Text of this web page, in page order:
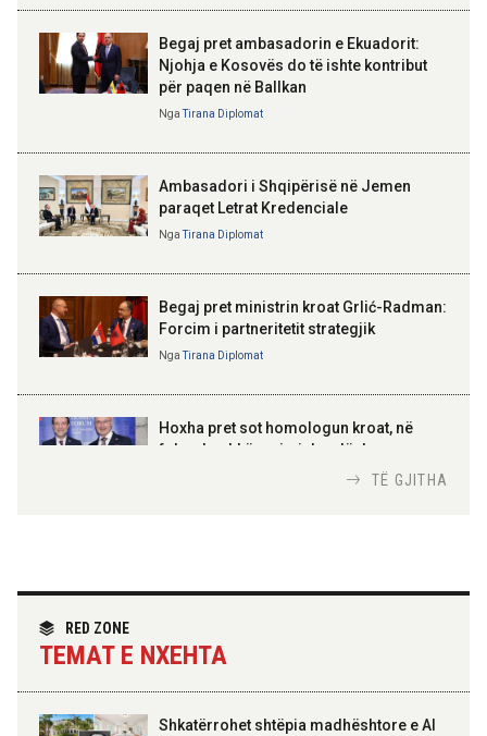
Planit të Rritjes të BE-së
15:53 06-08-2026
Begaj në panairin në Ulqin: Libri
mban gjallë gjuhën, kulturën dhe
identitetin tonë shqiptar
Kosovë!
100-vjetori i themelimit të
Urdhrit të Skënderbeut
Begaj pret ambasadorin e Ekuadorit:
Njohja e Kosovës do të ishte kontribut
për paqen në Ballkan
NgaTirana Diplomat
Ambasadori i Shqipërisë në Jemen
paraqet Letrat Kredenciale
NgaTirana Diplomat
Begaj pret ministrin kroat Grlić-Radman:
Forcim i partneritetit strategjik
NgaTirana Diplomat
Hoxha pret sot homologun kroat, në
fokus bashkëpunimi dypalësh
partneritetit strategjik
TË GJITHA
RED ZONE
TEMAT E NXEHTA
Shkatërrohet shtëpia madhështore e Al